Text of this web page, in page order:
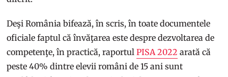
Deşi România bifează, în scris, în toate documentele
oficiale faptul că învăţarea este despre dezvoltarea de
competenţe, în practică, raportulPISA 2022 arată că
peste 40% dintre elevii români de 15 ani sunt